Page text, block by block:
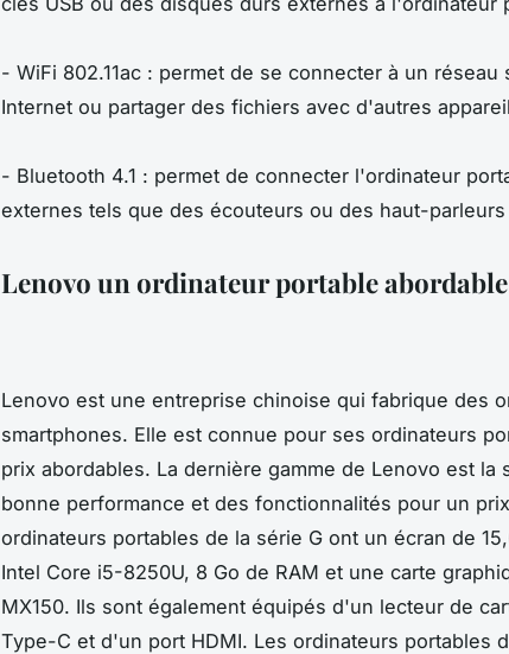
- WiFi 802.11ac : permet de se connecter à un
Internet ou partager des fichiers avec d'autres
- Bluetooth 4.1 : permet de connecter l'ordinateur
externes tels que des écouteurs ou des haut-
Lenovo un ordinateur portable
Lenovo est une entreprise chinoise qui fabrique des
smartphones. Elle est connue pour ses ordinateurs
prix abordables. La dernière gamme de Lenovo est la
bonne performance et des fonctionnalités pour un
ordinateurs portables de la série G ont un écran de
Intel Core i5-8250U, 8 Go de RAM et une carte
MX150. Ils sont également équipés d'un lecteur de
Type-C et d'un port HDMI. Les ordinateurs portables